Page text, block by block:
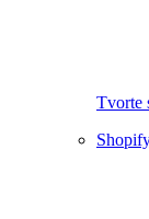
Tvorte